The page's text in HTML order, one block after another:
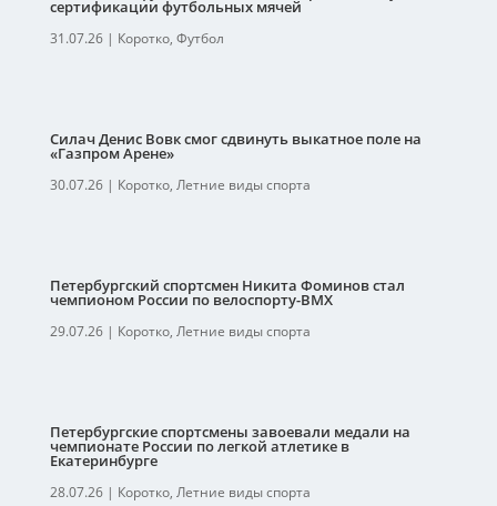
сертификации футбольных мячей
31.07.26| Коротко, Футбол
Силач Денис Вовк смог сдвинуть выкатное поле на
«Газпром Арене»
30.07.26| Коротко, Летние виды спорта
Петербургский спортсмен Никита Фоминов стал
чемпионом России по велоспорту-ВМХ
29.07.26| Коротко, Летние виды спорта
Петербургские спортсмены завоевали медали на
чемпионате России по легкой атлетике в
Екатеринбурге
28.07.26| Коротко, Летние виды спорта